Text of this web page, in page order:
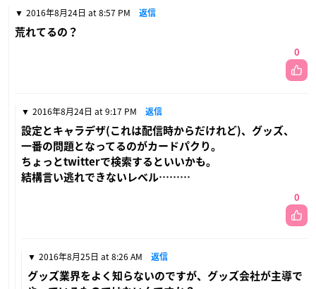
2016年8月24日 at 8:57 PM 返信
荒れてるの？
0
2016年8月24日 at 9:17 PM 返信
設定とキャラデザ(これは配信時からだけれど)、グッズ、
一番の問題となってるのがカードパクり。
ちょっとtwitterで検索するといいかも。
結構言い逃れできないレベル………
0
2016年8月25日 at 8:26 AM 返信
グッズ業界をよく知らないのですが、グッズ会社が主導で